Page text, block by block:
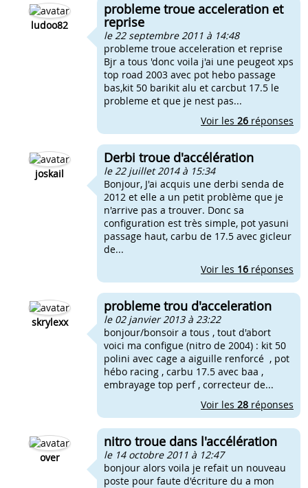
ludoo82
probleme troue acceleration et
reprise
le 22 septembre 2011 à 14:48
probleme troue acceleration et reprise
Bjr a tous 'donc voila j'ai une peugeot xps
top road 2003 avec pot hebo passage
bas,kit 50 barikit alu et carcbut 17.5 le
probleme et que je nest pas...
Voir les 26 réponses
joskail
Derbi troue d'accélération
le 22 juillet 2014 à 15:34
Bonjour, J'ai acquis une derbi senda de
2012 et elle a un petit problème que je
n'arrive pas a trouver. Donc sa
configuration est très simple, pot yasuni
passage haut, carbu de 17.5 avec gicleur
de...
Voir les 16 réponses
skrylexx
probleme trou d'acceleration
le 02 janvier 2013 à 23:22
bonjour/bonsoir a tous , tout d'abort
voici ma configue (nitro de 2004) : kit 50
polini avec cage a aiguille renforcé , pot
hébo racing , carbu 17.5 avec baa ,
embrayage top perf , correcteur de...
Voir les 28 réponses
over
nitro troue dans l'accélération
le 14 octobre 2011 à 12:47
bonjour alors voila je refait un nouveau
poste pour faute d'écriture du a mon